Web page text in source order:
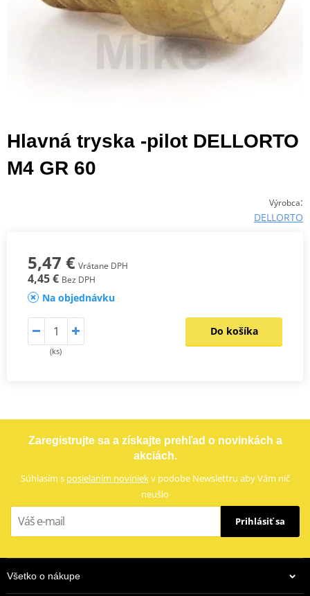
Hlavná tryska -pilot DELLORTO
M4 GR 60
Výrobca:
DELLORTO
5,47 € Vrátane DPH
4,45 € Bez DPH
Na objednávku
(ks)
Do košíka
Zaregistrujte sa a získajte prehľad o novinkách a
akciách.
Súhlasím s posielaním noviniekv podobe Newslettru aby Vám nič
neušlo
Prihlásiť sa
Všetko o nákupe